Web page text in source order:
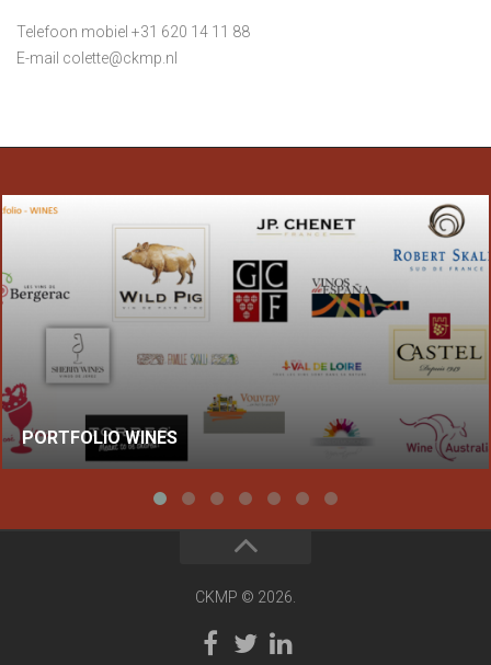
Telefoon mobiel +31 620 14 11 88
E-mail colette@ckmp.nl
PORTFOLIO WINES
CKMP © 2026.